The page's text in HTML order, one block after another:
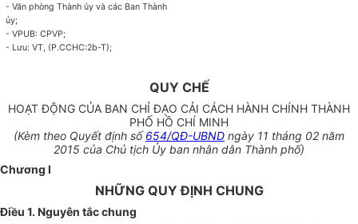
- Văn phòng Thành ủy và các Ban Thành
ủy;
- VPUB: CPVP;
- Lưu: VT, (P.CCHC:2b-T);
QUY CHẾ
HOẠT ĐỘNG CỦA BAN CHỈ ĐẠO CẢI CÁCH HÀNH CHÍNH THÀNH
PHỐ HỒ CHÍ MINH
(Kèm theo Quyết định số654/QĐ-UBND ngày 11 tháng 02 năm
2015 của Chủ tịch Ủy ban nhân dân Thành phố)
Chương I
NHỮNG QUY ĐỊNH CHUNG
Điều 1. Nguyên tắc chung